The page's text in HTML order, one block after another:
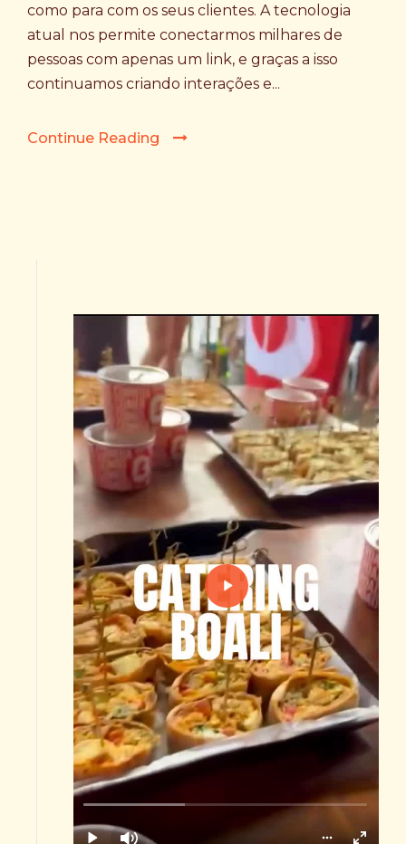
como para com os seus clientes. A tecnologia
atual nos permite conectarmos milhares de
pessoas com apenas um link, e graças a isso
continuamos criando interações e...
Continue Reading